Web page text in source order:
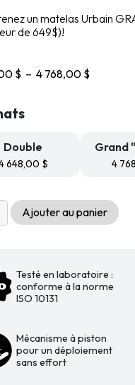
un matelas Urbain
de 649$)!
$ – 4 768,00 $Plage
768,00 $
Double
648,00 $
Grand
4
Ajouter au panier
Testé en laboratoire :
conforme à la norme
ISO 10131
Mécanisme à piston
pour un déploiement
sans effort